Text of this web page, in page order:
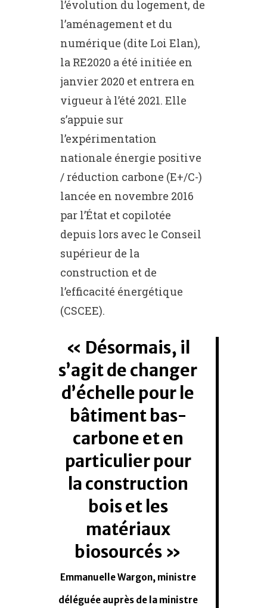
l’évolution du logement, de
l’aménagement et du
numérique (dite Loi Elan),
la RE2020 a été initiée en
janvier 2020 et entrera en
vigueur à l’été 2021. Elle
s’appuie sur
l’expérimentation
nationale énergie positive
/ réduction carbone (E+/C-)
lancée en novembre 2016
par l’État et copilotée
depuis lors avec le Conseil
supérieur de la
construction et de
l’efficacité énergétique
(CSCEE).
Désormais, il
s’agit de changer
d’échelle pour le
bâtiment bas-
carbone et en
particulier pour
la construction
bois et les
matériaux
biosourcés
Emmanuelle Wargon, ministre
déléguée auprès de la ministre